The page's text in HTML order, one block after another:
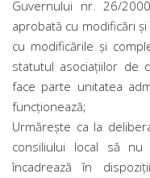
Guvernului nr. 26/
aprobată cu modificări
cu modificările şi
statutul asociaţiilor de
face parte unitatea
funcţionează;
Urmăreşte ca la
consiliului local să
încadrează în